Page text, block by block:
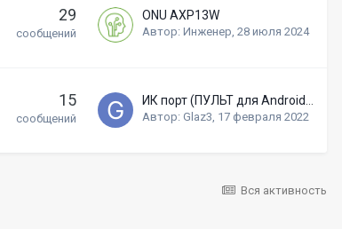
29
сообщений
ONU AXP13W
Автор: Инженер, 28 июля 2024
15
сообщений Автор: Glaz3, 17 февраля 2022
Вся активность